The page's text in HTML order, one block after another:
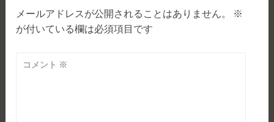
ゲ
ー
メールアドレスが公開されることはありません。
※
が付いている欄は必須項目です
コメント ※